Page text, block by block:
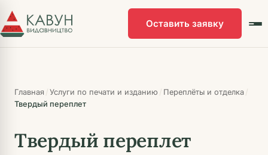
основному
контенту
Оставить заявку
Главная / Услуги по печати и изданию / Переплёты и отделка /
Твердый переплет
Твердый переплет